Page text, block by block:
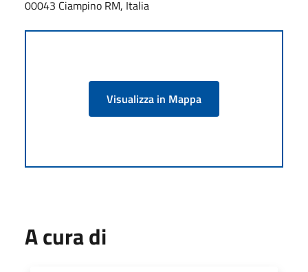
00043 Ciampino RM, Italia
Visualizza in Mappa
A cura di